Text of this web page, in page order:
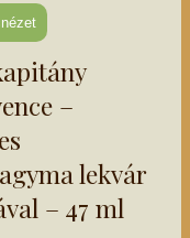
–
lekvár
– 47 ml